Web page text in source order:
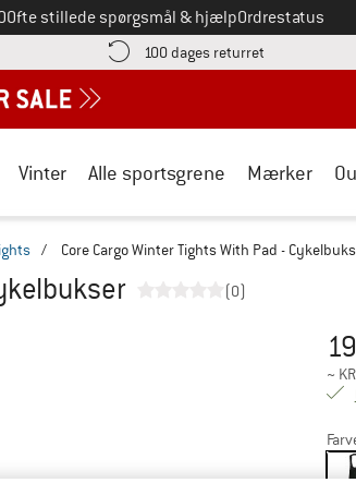
Ofte stillede spørgsmål & hjælpOrdrestatus
her! Åbnes i en infoboks
100 dages returret Gå til
Vinter Alle sportsgrene Mærker
/ Core Cargo Winter Tights With Pad -
(0)
Pris:
~ KR